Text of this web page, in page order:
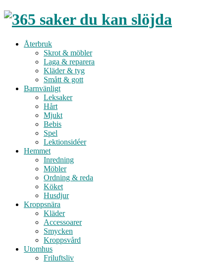
Återbruk
Skrot & möbler
Laga & reparera
Kläder & tyg
Smått & gott
Barnvänligt
Leksaker
Hårt
Mjukt
Bebis
Spel
Lektionsidéer
Hemmet
Inredning
Möbler
Ordning & reda
Köket
Husdjur
Kroppsnära
Kläder
Accessoarer
Smycken
Kroppsvård
Utomhus
Friluftsliv